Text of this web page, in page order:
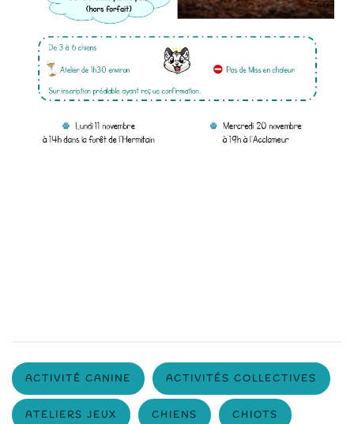
ACTIVITÉ CANINE ACTIVITÉS COLLECTIVES
ATELIERS JEUX CHIENS CHIOTS